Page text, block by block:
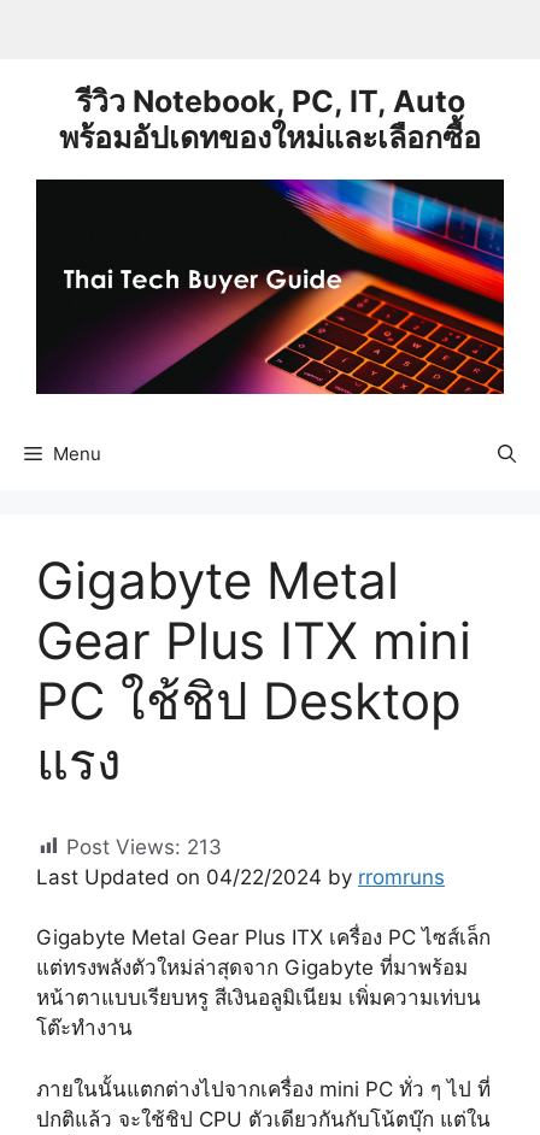
รีวิว Notebook, PC, IT, Auto
พร้อมอัปเดทของใหม่และเลือกซื้อ
Menu
Gigabyte Metal
Gear Plus ITX mini
PC ใช้ชิป Desktop
แรง
Post Views: 213
Last Updated on 04/22/2024 by rromruns
Gigabyte Metal Gear Plus ITX เครื่อง PC ไซส์เล็ก
แต่ทรงพลังตัวใหม่ล่าสุดจาก Gigabyte ที่มาพร้อม
หน้าตาแบบเรียบหรู สีเงินอลูมิเนียม เพิ่มความเท่บน
โต๊ะทำงาน
ภายในนั้นแตกต่างไปจากเครื่อง mini PC ทั่ว ๆ ไป ที่
ปกติแล้ว จะใช้ชิป CPU ตัวเดียวกันกับโน้ตบุ๊ก แต่ใน